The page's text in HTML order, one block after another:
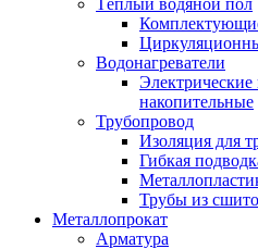
Тёплый водяной пол
Водонагреватели
Электрические
накопительные
Трубопровод
Изоляция для
Гибкая
Трубы из
Металлопрокат
Арматура